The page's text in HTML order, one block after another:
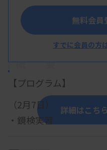
日本臨床衛生検査技師会
概 要
【プログラム】
（2月7日）
・鏡検実習
詳細はこち
無料会員
すでに会員の方